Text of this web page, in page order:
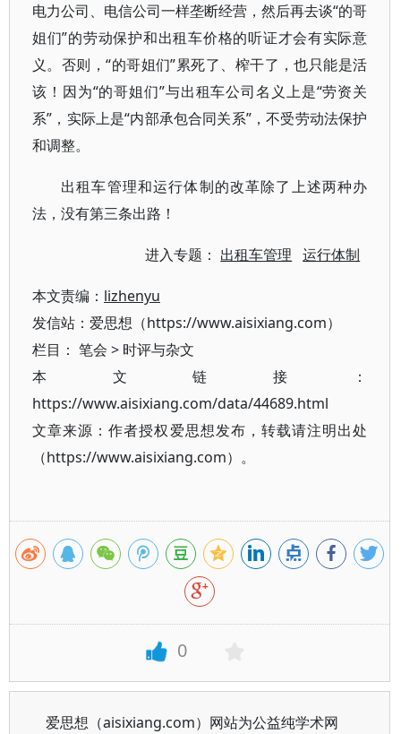
电力公司、电信公司一样垄断经营，然后再去谈“的哥
姐们”的劳动保护和出租车价格的听证才会有实际意
义。否则，“的哥姐们”累死了、榨干了，也只能是活
该！因为“的哥姐们”与出租车公司名义上是“劳资关
系”，实际上是“内部承包合同关系”，不受劳动法保护
和调整。
出租车管理和运行体制的改革除了上述两种办
法，没有第三条出路！
进入专题： 出租车管理 运行体制
本文责编： lizhenyu
发信站：爱思想（https://www.aisixiang.com）
栏目： 笔会 > 时评与杂文
本文链接：
https://www.aisixiang.com/data/44689.html
文章来源：作者授权爱思想发布，转载请注明出处
（https://www.aisixiang.com）。
0
爱思想（aisixiang.com）网站为公益纯学术网